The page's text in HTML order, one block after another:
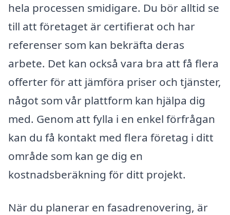
hela processen smidigare. Du bör alltid se
till att företaget är certifierat och har
referenser som kan bekräfta deras
arbete. Det kan också vara bra att få flera
offerter för att jämföra priser och tjänster,
något som vår plattform kan hjälpa dig
med. Genom att fylla i en enkel förfrågan
kan du få kontakt med flera företag i ditt
område som kan ge dig en
kostnadsberäkning för ditt projekt.
När du planerar en fasadrenovering, är